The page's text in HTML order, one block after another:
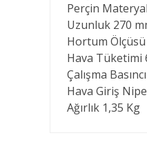
Perçin
Uzunluk 270
Hortum Ölçüsü
Hava Tüketimi
Çalışma Basıncı
Hava Giriş
Ağırlık 1,35 Kg